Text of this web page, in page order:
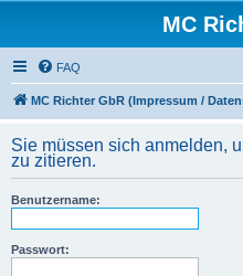
MC
FAQ
MC Richter GbR (Impressum /
Sie müssen sich anmelden,
zu zitieren.
Benutzername:
Passwort: